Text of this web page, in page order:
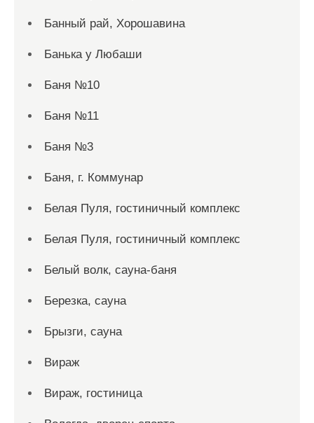
Банный рай, Хорошавина
Банька у Любаши
Баня №10
Баня №11
Баня №3
Баня, г. Коммунар
Белая Пуля, гостиничный комплекс
Белая Пуля, гостиничный комплекс
Белый волк, сауна-баня
Березка, сауна
Брызги, сауна
Вираж
Вираж, гостиница